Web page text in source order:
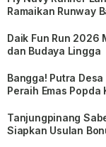
Ramaikan Runway
Daik Fun Run 2026
dan Budaya Lingga
Bangga! Putra
Peraih Emas Popda
Tanjungpinang
Siapkan Usulan